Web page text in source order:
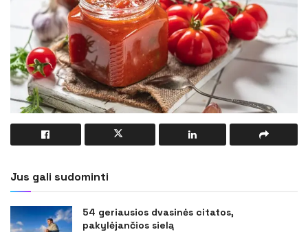
Jus gali sudominti
54 geriausios dvasinės citatos,
pakylėjančios sielą